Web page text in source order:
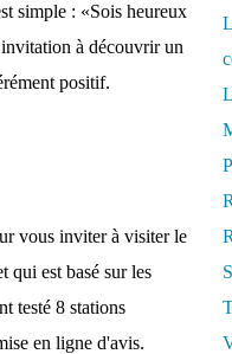
simple : «Sois heureux
à découvrir un
positif.
vous inviter à visiter le
qui est basé sur les
testé 8 stations
en ligne d'avis.